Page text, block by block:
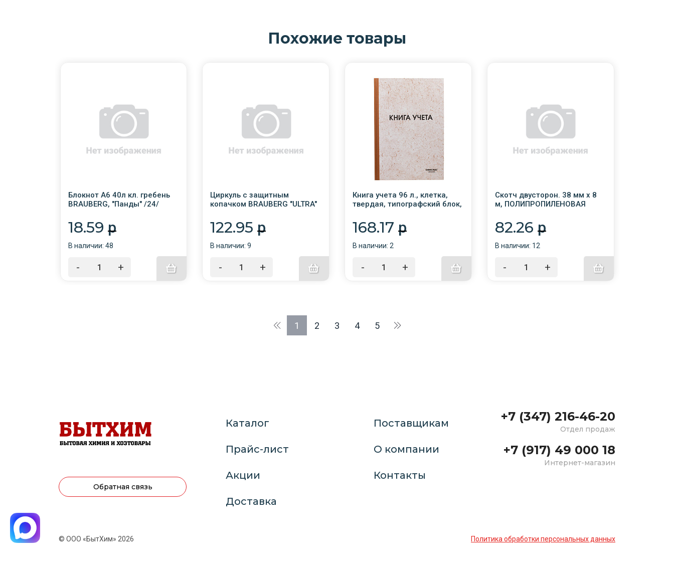
Похожие товары
Блокнот А6 40л кл. гребень
BRAUBERG, "Панды" /24/
18.59 p
В наличии: 48
- +
Циркуль с защитным
копачком BRAUBERG "ULTRA"
122.95p
В наличии: 9
- +
Книга учета 96 л., клетка,
твердая, типографский блок,
ОФИСМАГ, 130176
168.17 p
В наличии: 2
- +
Скотч двусторон. 38 мм х 8
м, ПОЛИПРОПИЛЕНОВАЯ
BRAUBERG, 600483
82.26 p
В наличии: 12
- +
1 2 3 4 5
Обратная связь
Каталог
Прайс-лист
Акции
Доставка
Поставщикам
О компании
Контакты
+7 (347) 216-46-20
Отдел продаж
+7 (917) 49 000 18
Интернет-магазин
© ООО «БытХим» 2026 Политика обработки персональных данных